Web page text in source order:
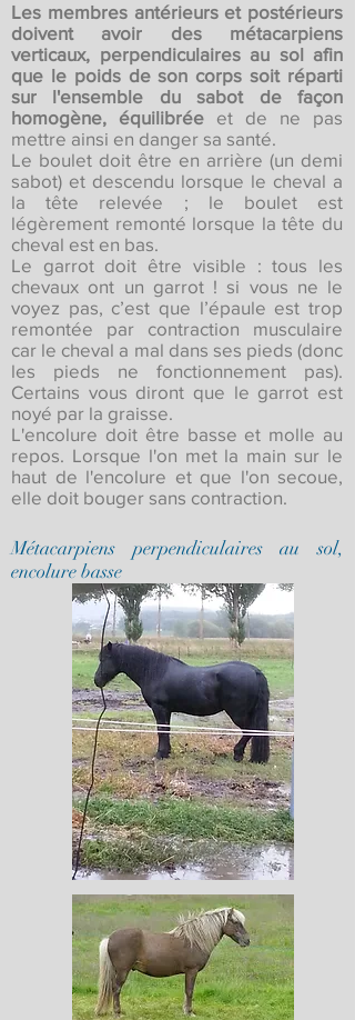
Les membres antérieurs et postérieurs
doivent avoir des métacarpiens
verticaux, perpendiculaires au sol afin
que le poids de son corps soit réparti
sur l'ensemble du sabot de façon
homogène, équilibrée et de ne pas
mettre ainsi en danger sa santé.
Le boulet doit être en arrière (un demi
sabot) et descendu lorsque le cheval a
la tête relevée ; le boulet est
légèrement remonté lorsque la tête du
cheval est en bas.
Le garrot doit être visible : tous les
chevaux ont un garrot ! si vous ne le
voyez pas, c’est que l’épaule est trop
remontée par contraction musculaire
car le cheval a mal dans ses pieds (donc
les pieds ne fonctionnement pas).
Certains vous diront que le garrot est
noyé par la graisse.
L'encolure doit être basse et molle au
repos. Lorsque l'on met la main sur le
haut de l'encolure et que l'on secoue,
elle doit bouger sans contraction.
Métacarpiens perpendiculaires au sol,
encolure basse